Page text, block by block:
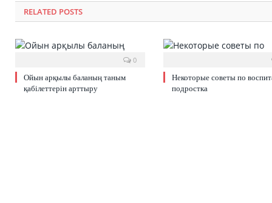
RELATED POSTS
0
Ойын арқылы баланың таным
қабілеттерін арттыру
Некоторые советы по
подростка